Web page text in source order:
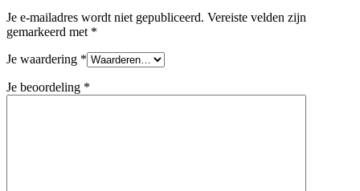
Je e-mailadres wordt niet gepubliceerd. Vereiste velden zijn
gemarkeerd met *
Je waardering *
Je beoordeling *